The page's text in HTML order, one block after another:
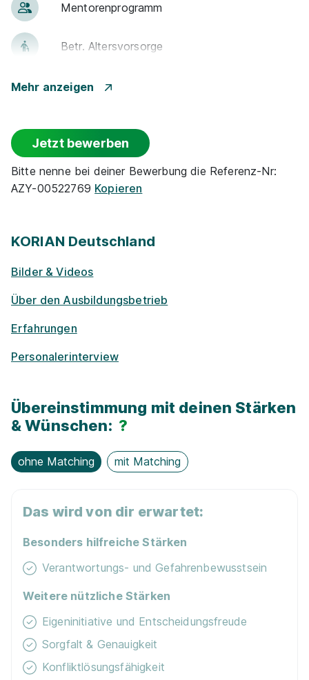
Pflegefachmann/-frau (m/w/d) Oktober 2026
01.10.2026
Ausbildung Pflegefachfrau/Pflegefachmann (3
Jahre) apm
33602 Bielefeld
Ausbildung zur Pflegefachmann/frau
01.10.2027
Ausbildung zur Pflegefachperson (m/w/d)
GmbH
Men­to­ren­pro­gramm
Betr. Alters­vor­sorge
Events
(Optionaler) Auslandsaufenthalt
Frei­zeit­an­ge­bo­te
Ge­sund­heits­maß­nah­men
Jobfahrrad
Mehr anzeigen
Jetzt bewerben
Bitte nenne bei deiner Bewerbung die Referenz-Nr:
AZY-00522769 Kopieren
KORIAN Deutschland
Bilder & Videos
Über den Ausbildungsbetrieb
Erfahrungen
Personalerinterview
Übereinstimmung mit deinen Stärken
& Wünschen: ?
ohne Matching mit Matching
Das wird von dir erwartet:
Besonders hilfreiche Stärken
Verantwortungs- und Gefahrenbewusstsein
Weitere nützliche Stärken
Eigeninitiative und Entscheidungsfreude
Sorgfalt & Genauigkeit
Konfliktlösungsfähigkeit